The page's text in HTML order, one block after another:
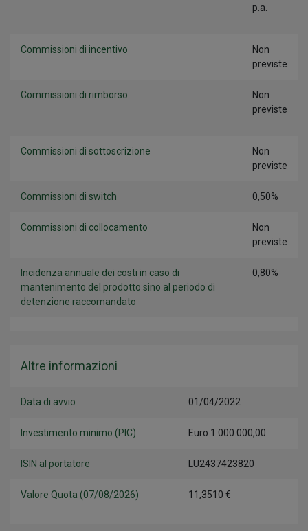
p.a.
Commissioni di incentivo
Non
previste
Commissioni di rimborso
Non
previste
Commissioni di sottoscrizione
Non
previste
Commissioni di switch 0,50%
Commissioni di collocamento
Non
previste
Incidenza annuale dei costi in caso di
mantenimento del prodotto sino al periodo di
detenzione raccomandato
0,80%
Altre informazioni
Data di avvio 01/04/2022
Investimento minimo (PIC) Euro 1.000.000,00
ISIN al portatore LU2437423820
Valore Quota (07/08/2026) 11,3510 €